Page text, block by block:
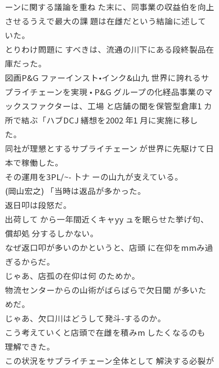
ーンに関する議論を重ね た末に、同事業の収益伯を向上
させるうえで最大の課 題は在雌だという結論に述して
いた。
とりわけ問題に すべきは、流通の川下にある段終製品在
庫だった。
図画P&G ファーインスト•インク&山九 世界に誇れるサ
プライチェーンを実現 • P&G グループの化経品事業のマ
ックスファクターは、工場 と店舗の聞を保管型倉庫1 カ
所で結ぶ「ハブDCJ 繕想を2002 年1 月に実施に移し
た。
同社が理懇とするサプライチェーン が世界に先駆けて日
本で稼働した。
その運用を3PL/~- 卜ナ ーの山九が支えている。
(岡山宏之) 「当時は返品が多かった。
返日叩は段怒だ。
出荷して から一年間近くキャyy ュを眠らせた挙げ句、
償却処 分するしかない。
なぜ返口叩が多いのかというと、店頭 に在仰をmmみ過
ぎるからだ。
じゃあ、店孤の在仰は何 のためか。
物流センターからの山術がばらばらで欠日聞 が多いた
めだ。
じゃあ、欠口川はどうして発斗-するのか。
こう考えていくと店頭で在雌を積みm したくなるのも
理解できた。
この状況をサプライチェーン全体として 解決する必裂が